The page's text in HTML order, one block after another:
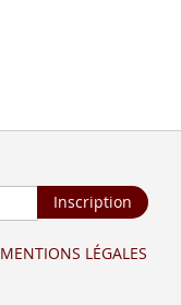
Inscription
MENTIONS LÉGALES